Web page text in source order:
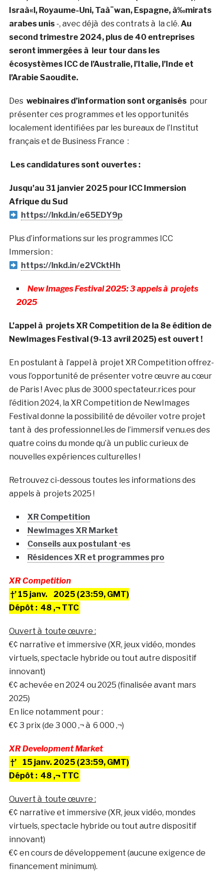
Israà«l, Royaume-Uni, Taà¯wan, Espagne, à‰mirats
arabes unis-, avec déjà des contrats à la clé. Au
second trimestre 2024, plus de 40 entreprises
seront immergées à leur tour dans les
écosystèmes ICC de l’Australie, l’Italie, l’Inde et
l’Arabie Saoudite.
Des webinaires d’information sont organiséspour
présenter ces programmes et les opportunités
localement identifiées par les bureaux de l’Institut
français et de Business France :
Les candidatures sont ouvertes :
Jusqu’au 31 janvier 2025 pour ICC Immersion
Afrique du Sud
https://lnkd.in/e65EDY9p
Plus d’informations sur les programmes ICC
Immersion :
https://lnkd.in/e2VCktHh
New Images Festival 2025: 3 appels à projets
2025
L’appel à projets XR Competition de la 8e édition de
NewImages Festival (9-13 avril 2025) est ouvert !
En postulant à l’appel à projet XR Competition offrez-
vous l’opportunité de présenter votre œuvre au cœur
de Paris ! Avec plus de 3000 spectateur.rices pour
l’édition 2024, la XR Competition de NewImages
Festival donne la possibilité de dévoiler votre projet
tant à des professionnel.les de l’immersif venu.es des
quatre coins du monde qu’à un public curieux de
nouvelles expériences culturelles !
Retrouvez ci-dessous toutes les informations des
appels à projets 2025 !
XR Competition
NewImages XR Market
Conseils aux postulant ·es
Résidences XR et programmes pro
XR Competition
†’ 15 janv.
2025 (23:59, GMT)
Dépôt : 48 ‚¬ TTC
Ouvert à toute œuvre :
€¢ narrative et immersive (XR, jeux vidéo, mondes
virtuels, spectacle hybride ou tout autre dispositif
innovant)
€¢ achevée en 2024 ou 2025 (finalisée avant mars
2025)
En lice notamment pour :
€¢ 3 prix (de 3 000 ‚¬ à 6 000 ‚¬)
XR Development Market
†’
15 janv. 2025 (23:59, GMT)
Dépôt : 48 ‚¬ TTC
Ouvert à toute œuvre :
€¢ narrative et immersive (XR, jeux vidéo, mondes
virtuels, spectacle hybride ou tout autre dispositif
innovant)
€¢ en cours de développement (aucune exigence de
financement minimum).